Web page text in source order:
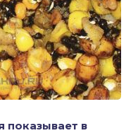
показывает в